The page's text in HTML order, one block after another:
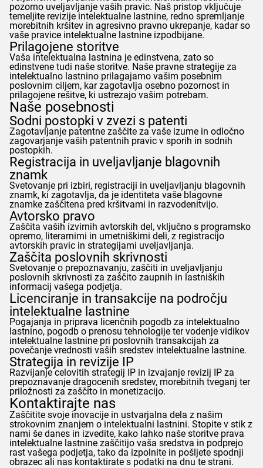
pozorno uveljavljanje vaših pravic. Naš pristop vključuje
temeljite revizije intelektualne lastnine, redno spremljanje
morebitnih kršitev in agresivno pravno ukrepanje, kadar so
vaše pravice intelektualne lastnine izpodbijane.
Prilagojene storitve
Vaša intelektualna lastnina je edinstvena, zato so
edinstvene tudi naše storitve. Naše pravne strategije za
intelektualno lastnino prilagajamo vašim posebnim
poslovnim ciljem, kar zagotavlja osebno pozornost in
prilagojene rešitve, ki ustrezajo vašim potrebam.
Naše posebnosti
Sodni postopki v zvezi s patenti
Zagotavljanje patentne zaščite za vaše izume in odločno
zagovarjanje vaših patentnih pravic v sporih in sodnih
postopkih.
Registracija in uveljavljanje blagovnih
znamk
Svetovanje pri izbiri, registraciji in uveljavljanju blagovnih
znamk, ki zagotavlja, da je identiteta vaše blagovne
znamke zaščitena pred kršitvami in razvodenitvijo.
Avtorsko pravo
Zaščita vaših izvirnih avtorskih del, vključno s programsko
opremo, literarnimi in umetniškimi deli, z registracijo
avtorskih pravic in strategijami uveljavljanja.
Zaščita poslovnih skrivnosti
Svetovanje o prepoznavanju, zaščiti in uveljavljanju
poslovnih skrivnosti za zaščito zaupnih in lastniških
informacij vašega podjetja.
Licenciranje in transakcije na področju
intelektualne lastnine
Pogajanja in priprava licenčnih pogodb za intelektualno
lastnino, pogodb o prenosu tehnologije ter vodenje vidikov
intelektualne lastnine pri poslovnih transakcijah za
povečanje vrednosti vaših sredstev intelektualne lastnine.
Strategija in revizije IP
Razvijanje celovitih strategij IP in izvajanje revizij IP za
prepoznavanje dragocenih sredstev, morebitnih tveganj ter
priložnosti za zaščito in monetizacijo.
Kontaktirajte nas
Zaščitite svoje inovacije in ustvarjalna dela z našim
strokovnim znanjem o intelektualni lastnini. Stopite v stik z
nami še danes in izvedite, kako lahko naše storitve prava
intelektualne lastnine zaščitijo vaša sredstva in podprejo
rast vašega podjetja, tako da izpolnite in pošljete spodnji
obrazec ali nas kontaktirate s podatki na dnu te strani.